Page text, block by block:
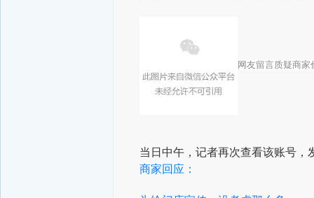
网友留言质疑商家
当日中午，记者再次查看该账号
商家回应：